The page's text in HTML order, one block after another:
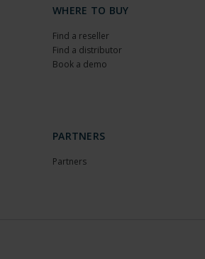
WHERE TO BUY
Find a reseller
Find a distributor
Book a demo
PARTNERS
Partners